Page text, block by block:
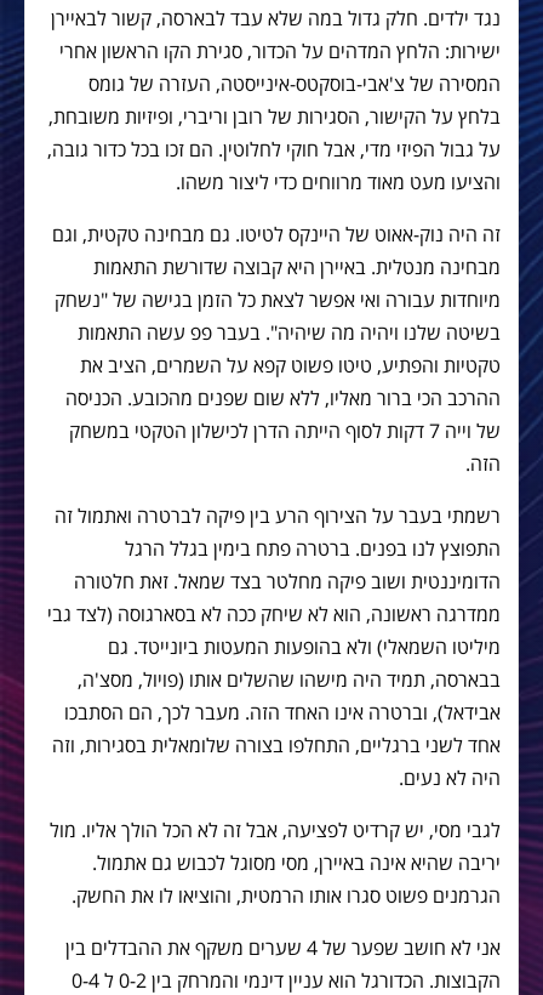
נגד ילדים. חלק גדול במה שלא עבד לבארסה, קשור לבאיירן
ישירות: הלחץ המדהים על הכדור, סגירת הקו הראשון אחרי
המסירה של צ'אבי-בוסקטס-אינייסטה, העזרה של גומס
בלחץ על הקישור, הסגירות של רובן וריברי, ופיזיות משובחת,
על גבול הפיזי מדי, אבל חוקי לחלוטין. הם זכו בכל כדור גובה,
והציעו מעט מאוד מרווחים כדי ליצור משהו.
זה היה נוק-אאוט של היינקס לטיטו. גם מבחינה טקטית, וגם
מבחינה מנטלית. באיירן היא קבוצה שדורשת התאמות
מיוחדות עבורה ואי אפשר לצאת כל הזמן בגישה של "נשחק
בשיטה שלנו ויהיה מה שיהיה". בעבר פפ עשה התאמות
טקטיות והפתיע, טיטו פשוט קפא על השמרים, הציב את
ההרכב הכי ברור מאליו, ללא שום שפנים מהכובע. הכניסה
של וייה 7 דקות לסוף הייתה הדרן לכישלון הטקטי במשחק
הזה.
רשמתי בעבר על הצירוף הרע בין פיקה לברטרה ואתמול זה
התפוצץ לנו בפנים. ברטרה פתח בימין בגלל הרגל
הדומיננטית ושוב פיקה מחלטר בצד שמאל. זאת חלטורה
ממדרגה ראשונה, הוא לא שיחק ככה לא בסארגוסה (לצד גבי
מיליטו השמאלי) ולא בהופעות המעטות ביונייטד. גם
בבארסה, תמיד היה מישהו שהשלים אותו (פויול, מסצ'ה,
אבידאל), וברטרה אינו האחד הזה. מעבר לכך, הם הסתבכו
אחד לשני ברגליים, התחלפו בצורה שלומאלית בסגירות, וזה
היה לא נעים.
לגבי מסי, יש קרדיט לפציעה, אבל זה לא הכל הולך אליו. מול
יריבה שהיא אינה באיירן, מסי מסוגל לכבוש גם אתמול.
הגרמנים פשוט סגרו אותו הרמטית, והוציאו לו את החשק.
אני לא חושב שפער של 4 שערים משקף את ההבדלים בין
הקבוצות. הכדורגל הוא עניין דינמי והמרחק בין 0-2 ל 0-4